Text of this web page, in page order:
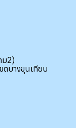
ม2)
บางขุนเทียน